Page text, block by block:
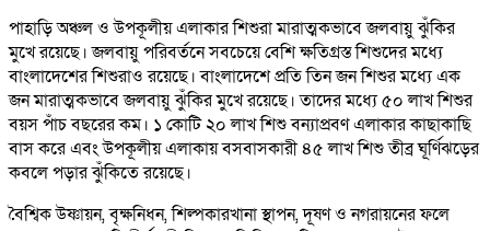
পাহাড়ি অঞ্চল ও উপকূলীয় এলাকার শিশুরা মারাত্মকভাবে জলবায়ু ঝুঁকির
মুখে রয়েছে। জলবায়ু পরিবর্তনে সবচেয়ে বেশি ক্ষতিগ্রস্ত শিশুদের মধ্যে
বাংলাদেশের শিশুরাও রয়েছে। বাংলাদেশে প্রতি তিন জন শিশুর মধ্যে এক
জন মারাত্মকভাবে জলবায়ু ঝুঁকির মুখে রয়েছে। তাদের মধ্যে ৫০ লাখ শিশুর
বয়স পাঁচ বছরের কম। ১ কোটি ২০ লাখ শিশু বন্যাপ্রবণ এলাকার কাছাকাছি
বাস করে এবং উপকূলীয় এলাকায় বসবাসকারী ৪৫ লাখ শিশু তীব্র ঘূর্ণিঝড়ের
কবলে পড়ার ঝুঁকিতে রয়েছে।
বৈশ্বিক উষ্ণায়ন, বৃক্ষনিধন, শিল্পকারখানা স্থাপন, দূষণ ও নগরায়নের ফলে